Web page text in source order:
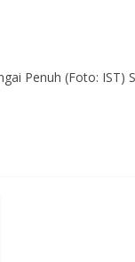
Penuh (Foto: IST)